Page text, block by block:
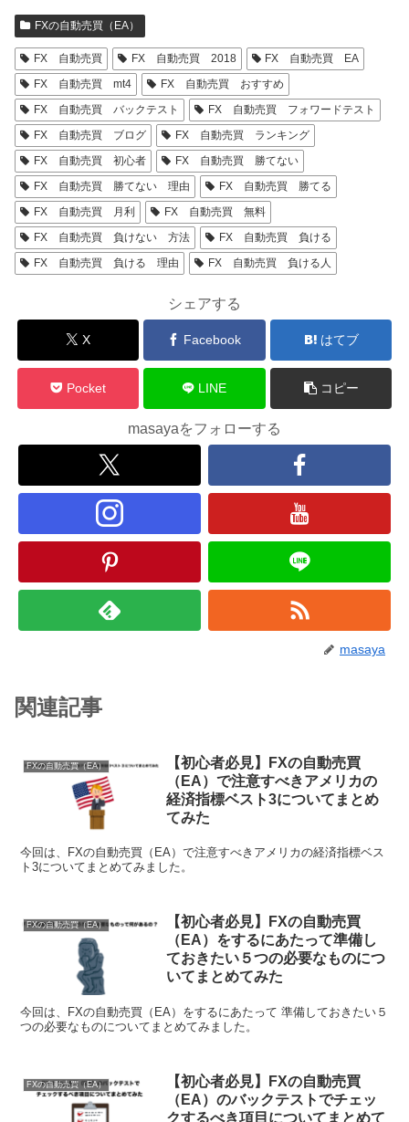
FXの自動売買（EA）
FX 自動売買 FX 自動売買 2018
FX 自動売買 EA
FX 自動売買 mt4
FX 自動売買 おすすめ
FX 自動売買 バックテスト
FX 自動売買 フォワードテスト
FX 自動売買 ブログ
FX 自動売買 ランキング
FX 自動売買 初心者
FX 自動売買 勝てない
FX 自動売買 勝てない 理由
FX 自動売買 勝てる
FX 自動売買 月利
FX 自動売買 無料
FX 自動売買 負けない 方法
FX 自動売買 負ける
FX 自動売買 負ける 理由
FX 自動売買 負ける人
シェアする
X Facebook はてブ
Pocket LINE コピー
masayaをフォローする
masaya
関連記事
FXの自動売買（EA）
【初心者必見】FXの自動売買
（EA）で注意すべきアメリカの
経済指標ベスト3についてまとめ
てみた
今回は、FXの自動売買（EA）で注意すべきアメリカの経済指標ベス
ト3についてまとめてみました。
FXの自動売買（EA）
【初心者必見】FXの自動売買
（EA）をするにあたって準備し
ておきたい５つの必要なものにつ
いてまとめてみた
今回は、FXの自動売買（EA）をするにあたって 準備しておきたい５
つの必要なものについてまとめてみました。
FXの自動売買（EA）
【初心者必見】FXの自動売買
（EA）のバックテストでチェッ
クするべき項目についてまとめて